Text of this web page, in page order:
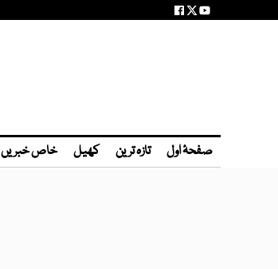
صفحۂ اول تازہ ترین کھیل خاص خبریں